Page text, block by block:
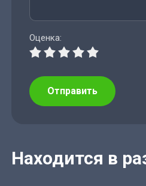
Оценка:
Отправить
Находится в